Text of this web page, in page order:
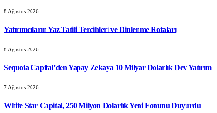
8 Ağustos 2026
Yatırımcıların Yaz Tatili Tercihleri ve Dinlenme Rotaları
8 Ağustos 2026
Sequoia Capital’den Yapay Zekaya 10 Milyar Dolarlık Dev Yatırım
7 Ağustos 2026
White Star Capital, 250 Milyon Dolarlık Yeni Fonunu Duyurdu